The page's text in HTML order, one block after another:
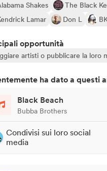
Shakes The Black
Lamar
Don L
opportunità
artisti o pubblicare la loro
ha dato a questi
Black Beach
Bubba Brothers
Condivisi sui loro social
media